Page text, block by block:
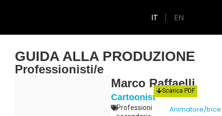
IT EN
GUIDA ALLA PRODUZIONE
Professionisti/e
Scarica PDF
Marco Raffaelli
Cartoonist
Professioni
Animatore/trice